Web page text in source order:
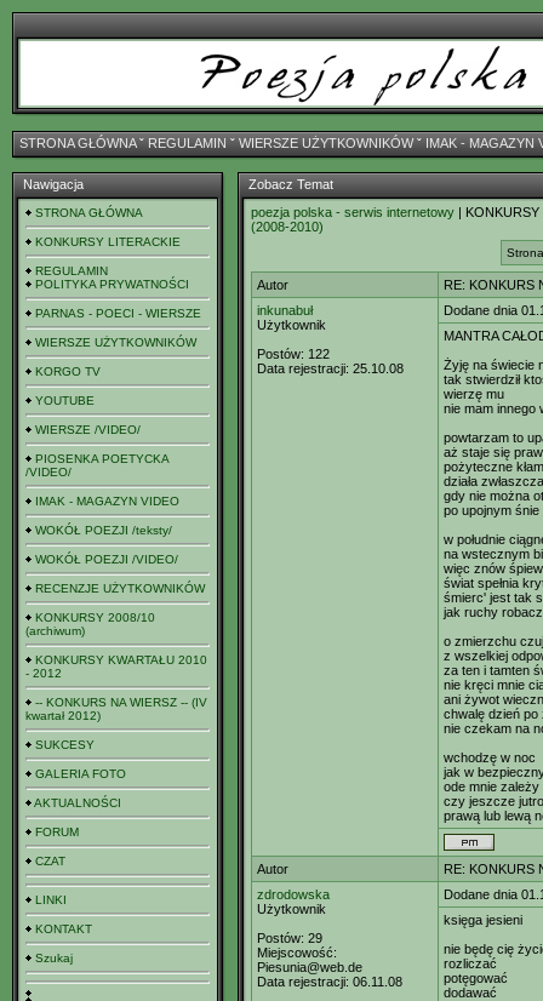
STRONA GŁÓWNAˇ REGULAMIN ˇ WIERSZE UŻYTKOWNIKÓWˇ IMAK - MAGAZYN
Nawigacja
STRONA GŁÓWNA
KONKURSY LITERACKIE
REGULAMIN
POLITYKA PRYWATNOŚCI
PARNAS - POECI - WIERSZE
WIERSZE UŻYTKOWNIKÓW
KORGO TV
YOUTUBE
WIERSZE /VIDEO/
PIOSENKA POETYCKA
/VIDEO/
IMAK - MAGAZYN VIDEO
WOKÓŁ POEZJI /teksty/
WOKÓŁ POEZJI /VIDEO/
RECENZJE UŻYTKOWNIKÓW
KONKURSY 2008/10
(archiwum)
KONKURSY KWARTAŁU 2010
- 2012
-- KONKURS NA WIERSZ -- (IV
kwartał 2012)
SUKCESY
GALERIA FOTO
AKTUALNOŚCI
FORUM
CZAT
LINKI
KONTAKT
Szukaj
Zobacz Temat
poezja polska - serwis internetowy |
(2008-2010)
Autor
RE: KONKURS
inkunabuł
Użytkownik
Postów: 122
Data rejestracji: 25.10.08
Dodane dnia
MANTRA
Żyję na świecie
tak stwierdził
wierzę mu
nie mam innego
powtarzam to
aż staje się
pożyteczne
działa
gdy nie można
po upojnym śnie
w południe
na wstecznym
więc znów
świat spełnia
śmierc' jest tak
jak ruchy
o zmierzchu
z wszelkiej
za ten i tamten
nie kręci mnie
ani żywot
chwalę dzień po
nie czekam na
wchodzę w noc
jak w
ode mnie zależy
czy jeszcze
prawą lub lewą
Autor
RE: KONKURS
zdrodowska
Użytkownik
Postów: 29
Miejscowość:
Piesunia@web.de
Data rejestracji: 06.11.08
Dodane dnia
księga jesieni
nie będę cię
rozliczać
potęgować
dodawać